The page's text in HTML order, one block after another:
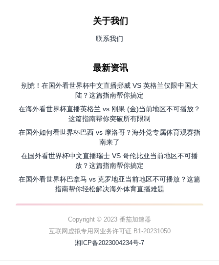
关于我们
联系我们
最新资讯
别慌！在国外看世界杯中文直播挪威 VS 英格兰仅限中国大
陆？这篇指南帮你搞定
在海外看世界杯直播英格兰 vs 刚果 (金)当前地区不可播放？
这篇指南帮你突破所有限制
在国外如何看世界杯巴西 vs 摩洛哥？海外党专属体育观赛指
南来了
在国外看世界杯中文直播瑞士 VS 哥伦比亚当前地区不可播
放？这篇指南帮你搞定
在国外看世界杯巴拿马 vs 克罗地亚当前地区不可播放？这篇
指南帮你轻松解决海外体育直播难题
Copyright © 2023 番茄加速器
互联网虚拟专用网业务许可证 B1-20231050
湘ICP备2023004234号-7